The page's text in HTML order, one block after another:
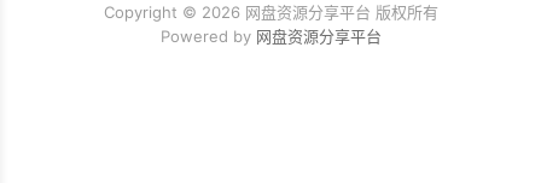
Copyright © 2026 网盘资源分享平台 版权所有
Powered by 网盘资源分享平台